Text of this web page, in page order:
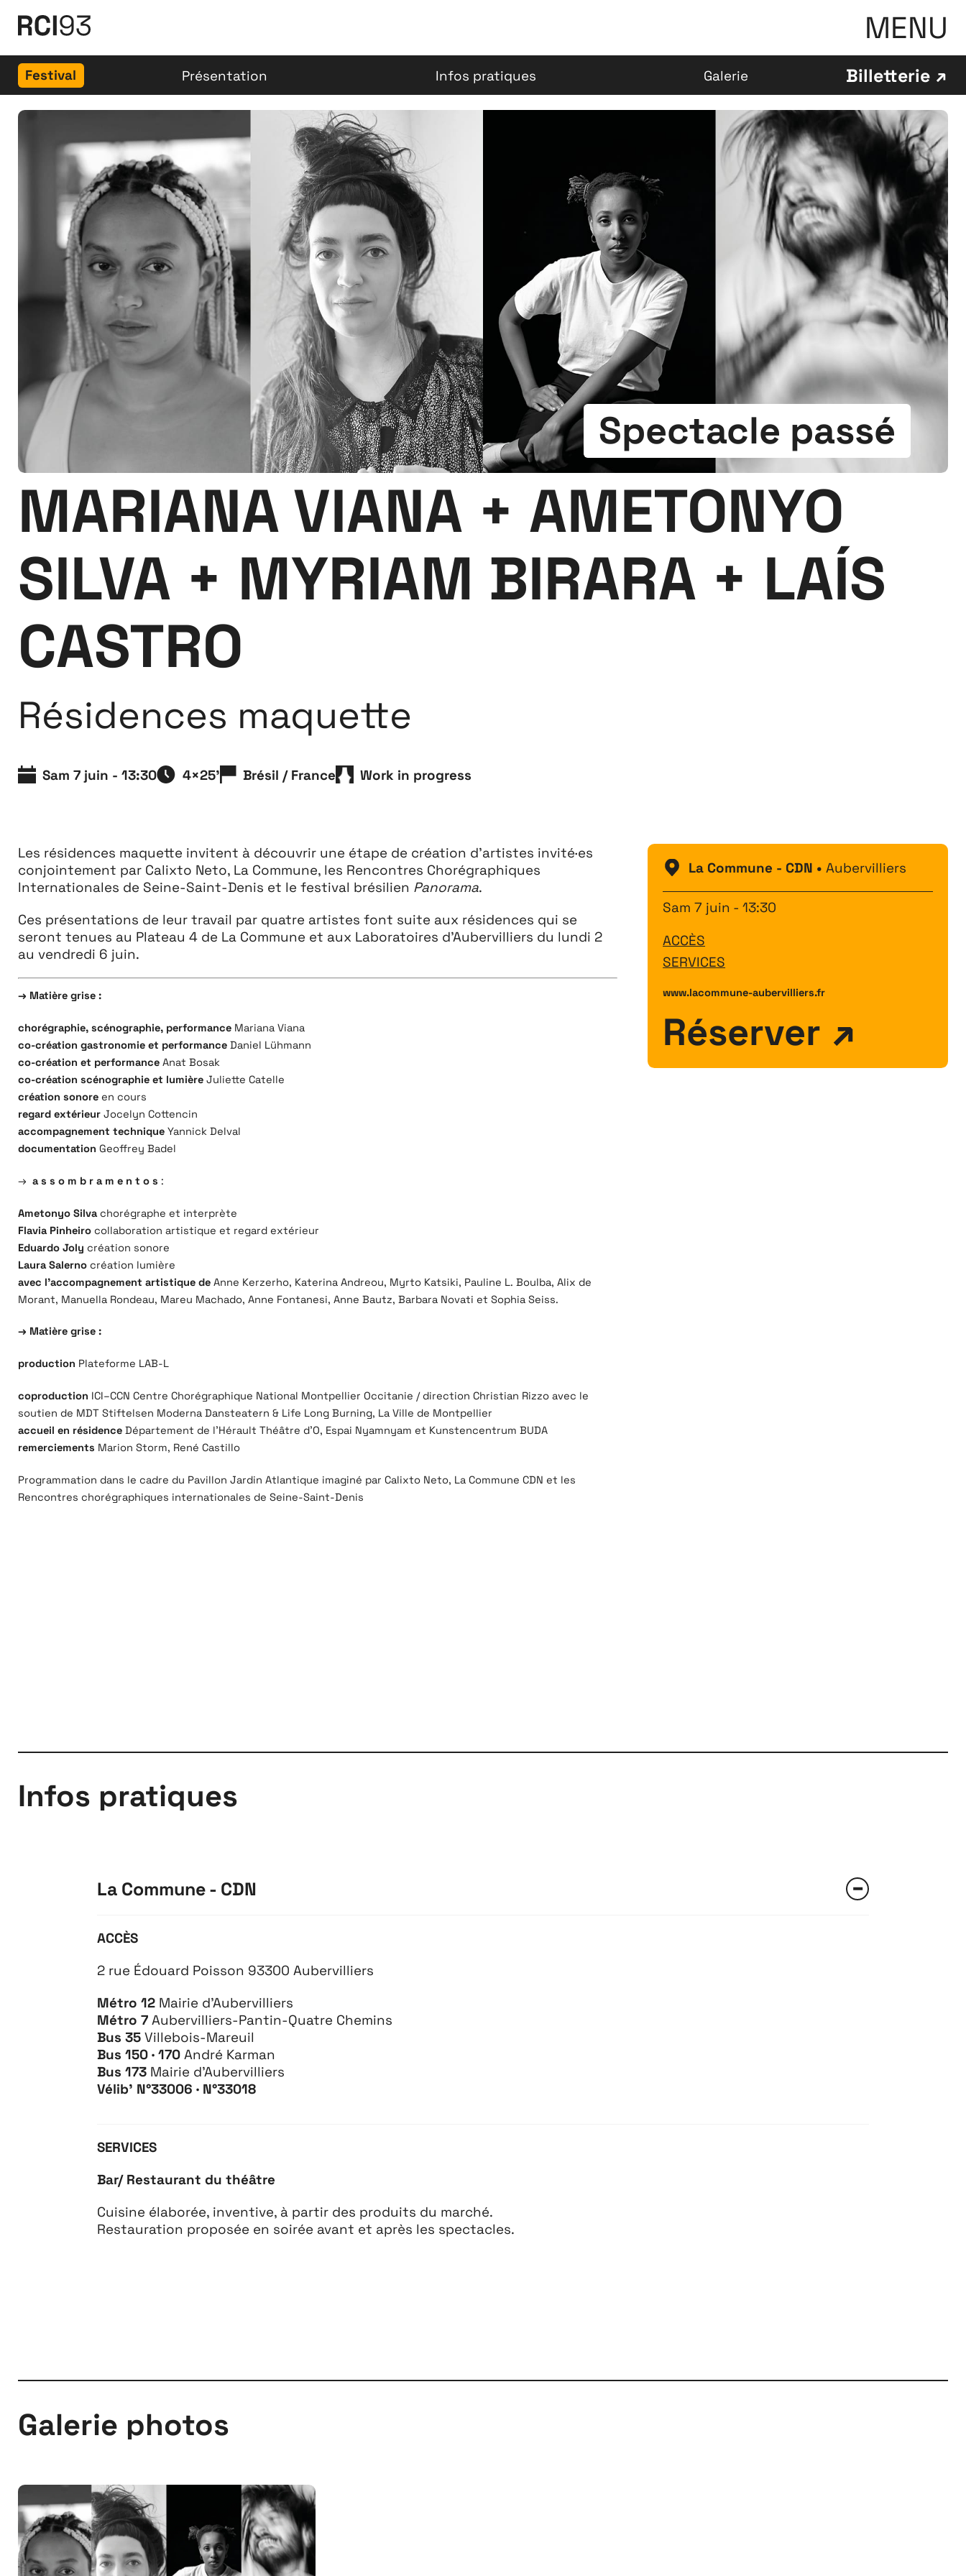
MENU
Extensions
26 JUILLET ↘ 5 SEPTEMBRE 3 ↘ 29 NOVEMBRE
À propos
Festival Présentation Infos pratiques Galerie Billetterie
Spectacle passé
MARIANA VIANA + AMETONYO
SILVA + MYRIAM BIRARA + LAÍS
CASTRO
Résidences maquette
Sam 7 juin - 13:30 4×25’ Brésil / France Work in progress
Les résidences maquette invitent à découvrir une étape de création d’artistes invité·es
conjointement par Calixto Neto, La Commune, les Rencontres Chorégraphiques
Internationales de Seine-Saint-Denis et le festival brésilien Panorama.
Ces présentations de leur travail par quatre artistes font suite aux résidences qui se
seront tenues au Plateau 4 de La Commune et aux Laboratoires d’Aubervilliers du lundi 2
au vendredi 6 juin.
→ Matière grise :
chorégraphie, scénographie, performance Mariana Viana
co-création gastronomie et performanceDaniel Lühmann
co-création et performanceAnat Bosak
co-création scénographie et lumièreJuliette Catelle
création sonoreen cours
regard extérieurJocelyn Cottencin
accompagnement techniqueYannick Delval
documentation Geoffrey Badel
→ a s s o m b r a m e n t o s :
Ametonyo Silvachorégraphe et interprète
Flavia Pinheiro collaboration artistique et regard extérieur
Eduardo Joly création sonore
Laura Salernocréation lumière
avec l’accompagnement artistique de Anne Kerzerho, Katerina Andreou, Myrto Katsiki, Pauline L. Boulba, Alix de
Morant, Manuella Rondeau, Mareu Machado, Anne Fontanesi, Anne Bautz, Barbara Novati et Sophia Seiss.
→ Matière grise :
production Plateforme LAB-L
coproduction ICI–CCN Centre Chorégraphique National Montpellier Occitanie / direction Christian Rizzo avec le
soutien de MDT Stiftelsen Moderna Dansteatern & Life Long Burning, La Ville de Montpellier
accueil en résidenceDépartement de l’Hérault Théâtre d’O, Espai Nyamnyam et Kunstencentrum BUDA
remerciements Marion Storm, René Castillo
Programmation dans le cadre du Pavillon Jardin Atlantique imaginé par Calixto Neto, La Commune CDN et les
Rencontres chorégraphiques internationales de Seine-Saint-Denis
La Commune - CDN • Aubervilliers
Sam 7 juin - 13:30
ACCÈS
SERVICES
www.lacommune-aubervilliers.fr
Réserver
Infos pratiques
La Commune - CDN
ACCÈS
2 rue Édouard Poisson 93300 Aubervilliers
Métro 12Mairie d’Aubervilliers
Métro 7Aubervilliers-Pantin-Quatre Chemins
Bus 35Villebois-Mareuil
Bus 150 · 170André Karman
Bus 173Mairie d’Aubervilliers
Vélib’ N°33006 · N°33018
SERVICES
Bar/ Restaurant du théâtre
Cuisine élaborée, inventive, à partir des produits du marché.
Restauration proposée en soirée avant et après les spectacles.
Galerie photos